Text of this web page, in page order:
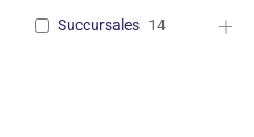
Succursales 14